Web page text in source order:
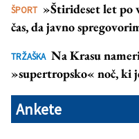
ŠPORT »Štirideset let po
čas, da javno
TRŽAŠKA Na Krasu
»supertropsko« noč, ki
Ankete